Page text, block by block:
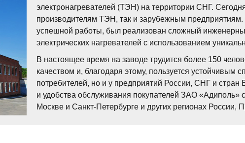
электронагревателей (ТЭН) на территории СНГ.
производителям ТЭН, так и зарубежным
успешной работы, был реализован сложный
электрических нагревателей с использованием
В настоящее время на заводе трудится более 150
качеством и, благодаря этому, пользуется устойчивым
потребителей, но и у предприятий России, СНГ и
и удобства обслуживания покупателей ЗАО «Адиполь»
Москве и Санкт-Петербурге и других регионах России,